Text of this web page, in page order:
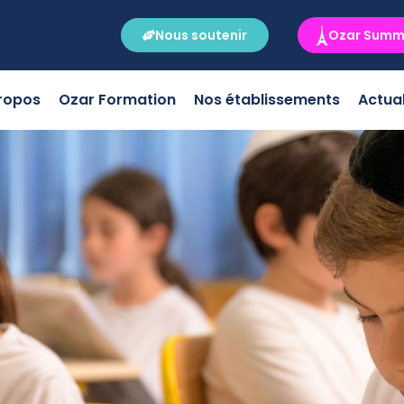
Nous soutenir Ozar
Ozar Formation Nos établissements